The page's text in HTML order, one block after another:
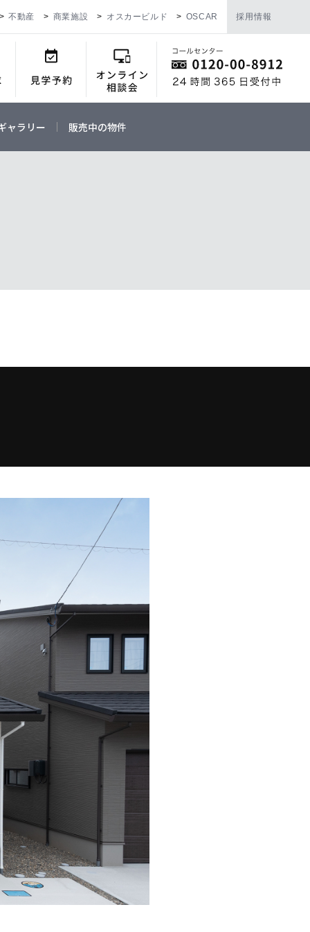
不動産 商業施設 オスカービルド OSCAR 採用情報
ャラリー 販売中の物件